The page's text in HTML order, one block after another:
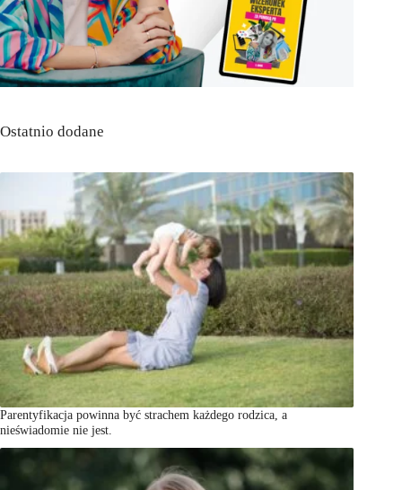
Ostatnio dodane
Parentyfikacja powinna być strachem każdego rodzica, a
nieświadomie nie jest.